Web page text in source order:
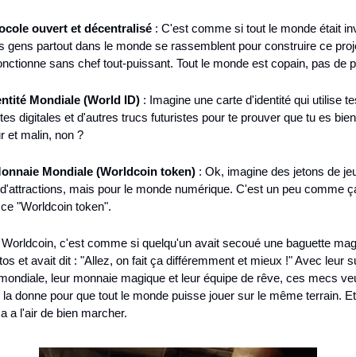
ouvert et décentralisé : C'est comme si tout le monde était
gens partout dans le monde se rassemblent pour construire ce
sans chef tout-puissant. Tout le monde est copain, pas de
Mondiale (World ID) : Imagine une carte d'identité qui utilise
digitales et d'autres trucs futuristes pour te prouver que tu es
et malin, non ?
Mondiale (Worldcoin token) : Ok, imagine des jetons de
mais pour le monde numérique. C'est un peu comme
"Worldcoin token".
c'est comme si quelqu'un avait secoué une baguette
et avait dit : "Allez, on fait ça différemment et mieux !" Avec leur
leur monnaie magique et leur équipe de rêve, ces mecs
la donne pour que tout le monde puisse jouer sur le même terrain.
a l'air de bien marcher.